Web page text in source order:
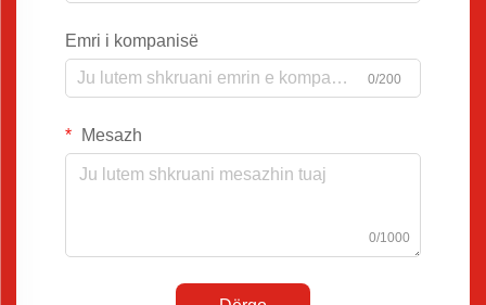
Emri i kompanisë
0/200
Mesazh
0/1000